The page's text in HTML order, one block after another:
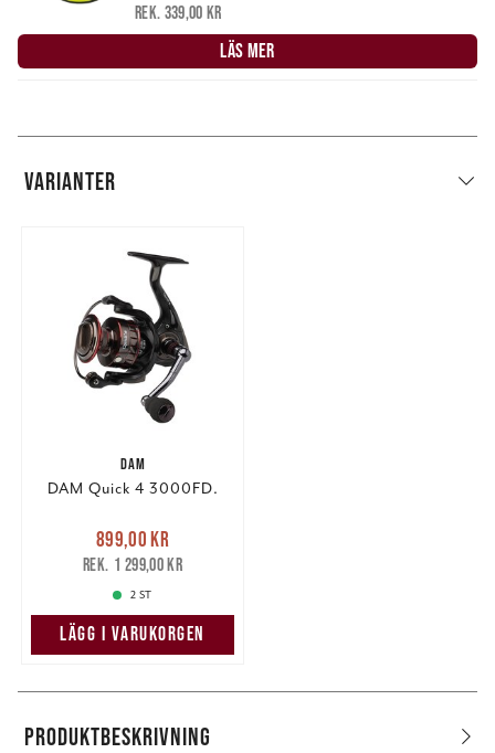
Rek. 339,00 kr
LÄS MER
VARIANTER
DAM
DAM Quick 4 3000FD.
Nuvarande pris
899,00 krTidigare pris
1 299,00 kr
899,00 kr
1 299,00 kr
2 ST
LÄGG I VARUKORGEN
PRODUKTBESKRIVNING